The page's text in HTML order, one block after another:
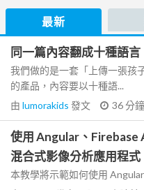
最新
同一篇內容翻成十種語
我們做的是一套「上傳一張孩
的產品，內容要以十種語...
由 lumorakids 發文 36 分
使用 Angular、Firebase
混合式影像分析應用程式
本教學將示範如何使用